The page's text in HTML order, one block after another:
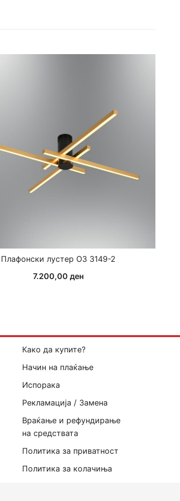
Плафонски лустер ОЗ 3149-2
7.200,00ден
Како да купите?
Начин на плаќање
Испорака
Рекламација / Замена
Враќање и рефундирање
на средствата
Политика за приватност
Политика за колачиња